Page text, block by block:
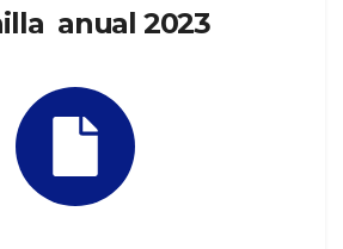
anual 2023